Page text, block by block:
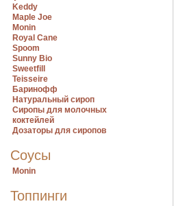
Keddy
Maple Joe
Monin
Royal Cane
Spoom
Sunny Bio
Sweetfill
Teisseire
Баринофф
Натуральный сироп
Сиропы для молочных
коктейлей
Дозаторы для сиропов
Соусы
Monin
Топпинги